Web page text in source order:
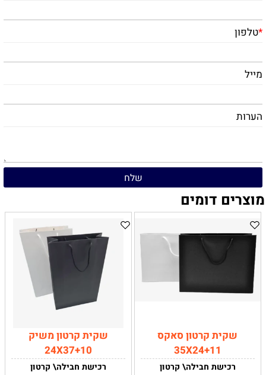
*טלפון
מייל
הערות
מוצרים דומים
שקית קרטון סאקס
35X24+11
רכישת חבילה\ קרטון
שקית קרטון משיק
24X37+10
רכישת חבילה\ קרטון